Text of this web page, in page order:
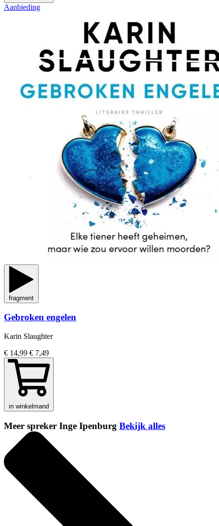
Aanbieding
fragment
Gebroken engelen
Karin Slaughter
€ 14,99 € 7,49
in winkelmand
Meer spreker Inge Ipenburg Bekijk alles